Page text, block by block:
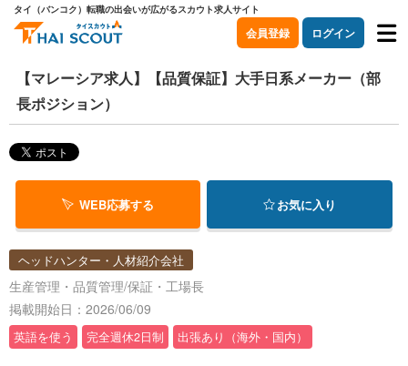
タイ（バンコク）転職の出会いが広がるスカウト求人サイト
会員登録 ログイン
【マレーシア求人】【品質保証】大手日系メーカー（部
長ポジション）
WEB応募する お気に入り
ヘッドハンター・人材紹介会社
生産管理・品質管理/保証・工場長
掲載開始日：2026/06/09
英語を使う 完全週休2日制 出張あり（海外・国内）